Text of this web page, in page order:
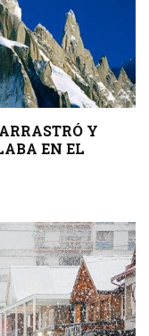
Y
EN EL